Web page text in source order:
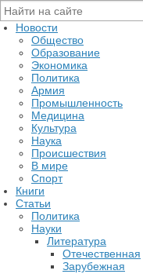
Новости
Общество
Образование
Экономика
Политика
Армия
Промышленность
Медицина
Культура
Наука
Происшествия
В мире
Спорт
Книги
Статьи
Политика
Науки
Литература
Отечественная
Зарубежная